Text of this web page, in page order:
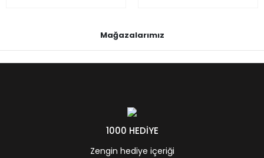
Mağazalarımız
1000 HEDİYE
Zengin hediye içeriği